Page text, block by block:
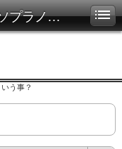
CANTIAMO IL BELCANTO ソプラノ千賀恵子オフィシャルホームページ
う事？